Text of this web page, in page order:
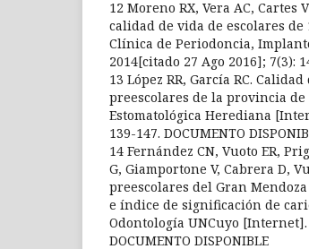
12 Moreno RX, Vera AC,
calidad de vida de escolares de
Clínica de Periodoncia,
2014[citado 27 Ago 2016]; 7(3):
13 López RR, García RC.
preescolares de la provincia
Estomatológica Herediana
139-147. DOCUMENTO
14 Fernández CN, Vuoto ER,
G, Giamportone V, Cabrera D,
preescolares del Gran
e índice de significación de
Odontología UNCuyo [Internet].
DOCUMENTO DISPONIBLE